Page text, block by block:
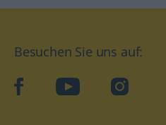
Besuchen Sie uns auf:
facebookYouTube Instagram